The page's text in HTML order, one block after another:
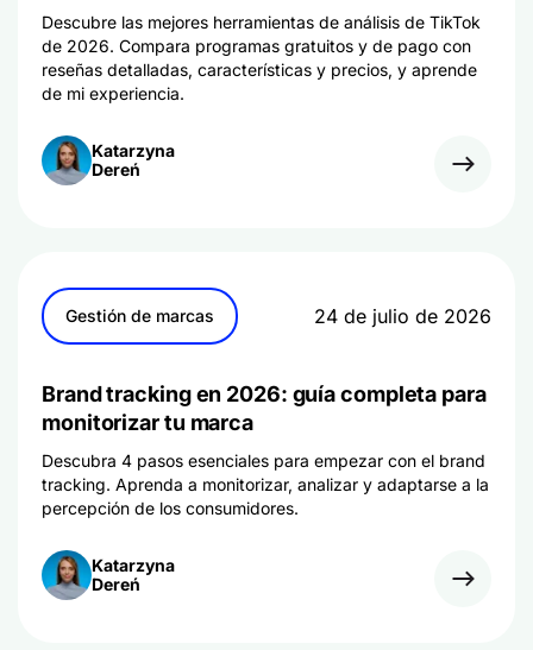
Descubre las mejores herramientas de análisis de TikTok
de 2026. Compara programas gratuitos y de pago con
reseñas detalladas, características y precios, y aprende
de mi experiencia.
Katarzyna
Dereń
Gestión de marcas 24 de julio de 2026
Brand tracking en 2026: guía completa para
monitorizar tu marca
Descubra 4 pasos esenciales para empezar con el brand
tracking. Aprenda a monitorizar, analizar y adaptarse a la
percepción de los consumidores.
Katarzyna
Dereń